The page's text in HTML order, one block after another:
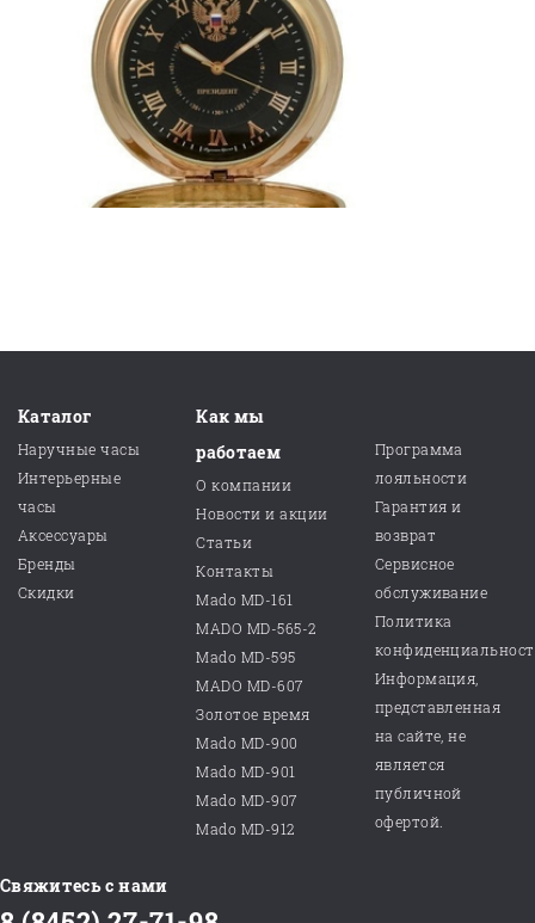
Каталог
Наручные часы
Интерьерные
часы
Аксессуары
Бренды
Скидки
Как мы
работаем
О компании
Новости и акции
Статьи
Контакты
Mado MD-161
MADO MD-565-2
Mado MD-595
MADO MD-607
Золотое время
Mado MD-900
Mado MD-901
Mado MD-907
Mado MD-912
Программа
лояльности
Гарантия и
возврат
Сервисное
обслуживание
Политика
Информация,
представленная
на сайте, не
является
публичной
офертой.
Свяжитесь с нами